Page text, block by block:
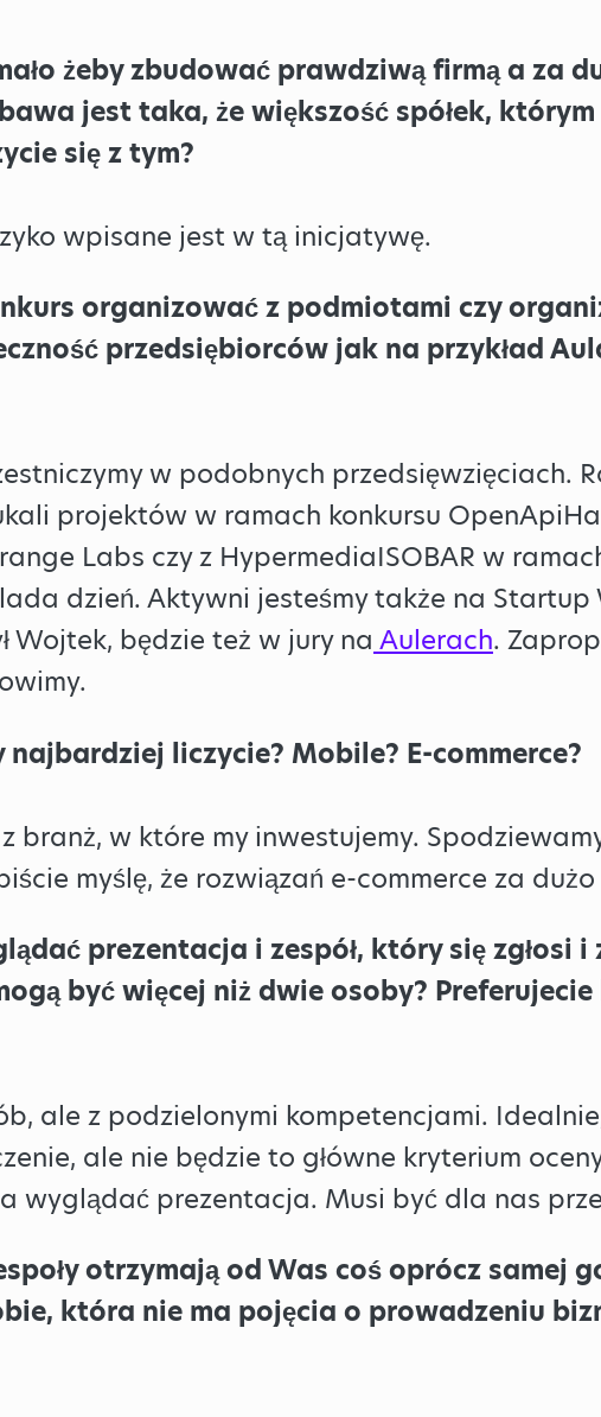
żeby zbudować prawdziwą firmą a za
jest taka, że większość spółek,
się z tym?
wpisane jest w tą inicjatywę.
organizować z podmiotami czy
przedsiębiorców jak na przykład
w podobnych przedsięwzięciach.
projektów w ramach konkursu
Labs czy z HypermediaISOBAR w
dzień. Aktywni jesteśmy także na Startup
Wojtek, będzie też w jury na Aulerach.
liczycie? Mobile? E-commerce?
z branż, w które my inwestujemy.
myślę, że rozwiązań e-commerce za
prezentacja i zespół, który się zgłosi
być więcej niż dwie osoby?
ale z podzielonymi kompetencjami.
ale nie będzie to główne kryterium
wyglądać prezentacja. Musi być dla nas
otrzymają od Was coś oprócz samej
która nie ma pojęcia o prowadzeniu